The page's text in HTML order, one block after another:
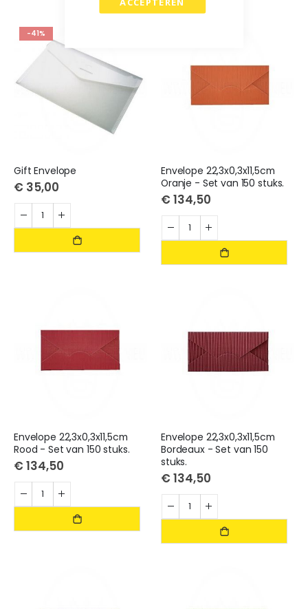
-41%
Gift Envelope
€ 35,00
Envelope 22,3x0,3x11,5cm
Oranje - Set van 150 stuks.
€ 134,50
Envelope 22,3x0,3x11,5cm
Rood - Set van 150 stuks.
€ 134,50
Envelope 22,3x0,3x11,5cm
Bordeaux - Set van 150
stuks.
€ 134,50